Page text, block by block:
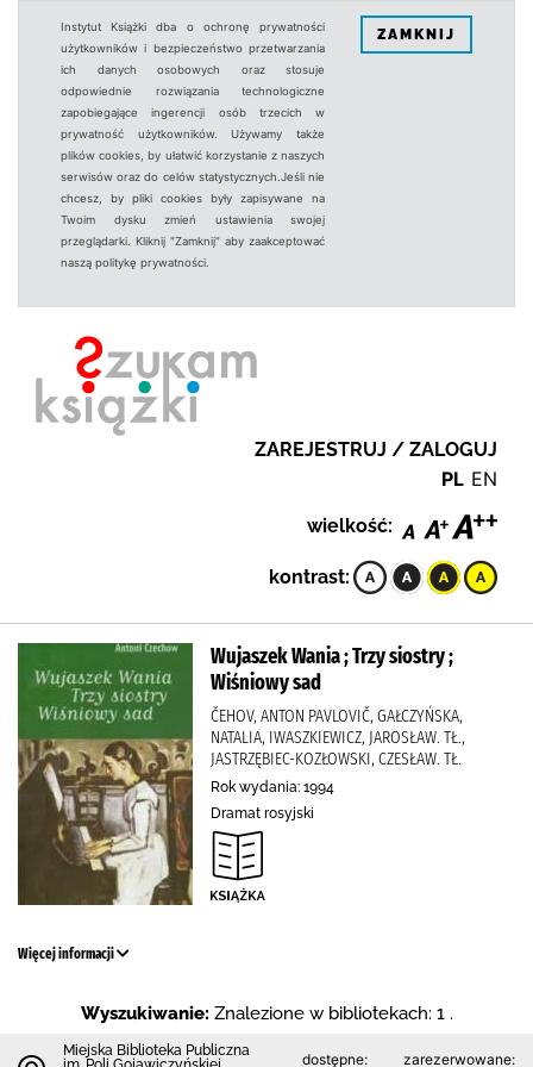
Instytut Książki dba o ochronę prywatności
użytkowników i bezpieczeństwo przetwarzania
ich danych osobowych oraz stosuje
odpowiednie rozwiązania technologiczne
zapobiegające ingerencji osób trzecich w
prywatność użytkowników. Używamy także
plików cookies, by ułatwić korzystanie z naszych
serwisów oraz do celów statystycznych.Jeśli nie
chcesz, by pliki cookies były zapisywane na
Twoim dysku zmień ustawienia swojej
przeglądarki. Kliknij "Zamknij" aby zaakceptować
naszą politykę prywatności.
ZAMKNIJ
ZAREJESTRUJ / ZALOGUJ
PL EN
wielkość:
kontrast:
Wujaszek Wania ; Trzy siostry ;
Wiśniowy sad
ČEHOV, ANTON PAVLOVIČ, GAŁCZYŃSKA,
NATALIA, IWASZKIEWICZ, JAROSŁAW. TŁ.,
JASTRZĘBIEC-KOZŁOWSKI, CZESŁAW. TŁ.
Rok wydania: 1994
Dramat rosyjski
Więcej informacji
Wyszukiwanie: Znalezione w bibliotekach: 1 .
Miejska Biblioteka Publiczna
dostępne: zarezerwowane: